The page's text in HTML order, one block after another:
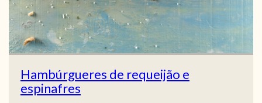
Hambúrgueres de requeijão e
espinafres